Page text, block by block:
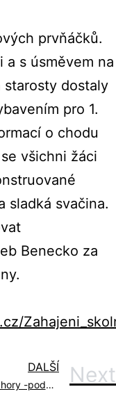
prvňáčků.
a s úsměvem na
dostaly
pro 1.
o chodu
všichni žáci
sladká svačina.
Benecko za
DALŠÍ
Výlet na hory -podzim 2018 Next